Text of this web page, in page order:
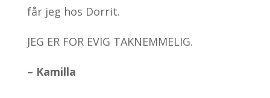
får jeg hos Dorrit.
JEG ER FOR EVIG TAKNEMMELIG.
– Kamilla